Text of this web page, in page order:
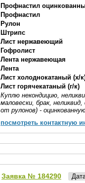
Профнастил
Профнастил
Рулон
Штрипс
Лист нержавеющий
Гофролист
Лента нержавеющая
Лента
Лист холоднокатаный (х/
Лист горячекатаный (г/к)
Куплю некондицию,
маловески, брак,
от рулонов) -
посмотреть контактную
Заявка № 184290